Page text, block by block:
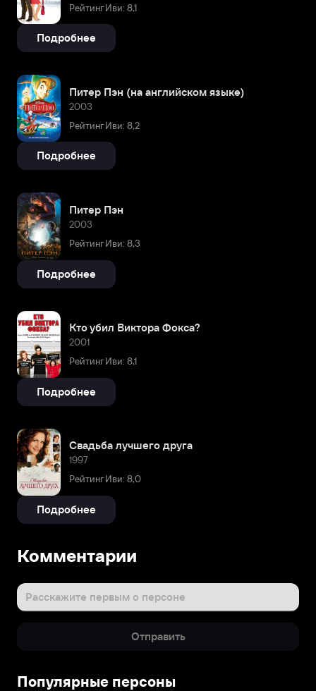
Рейтинг Иви: 8,1
Подробнее
Питер Пэн (на английском языке)
2003
Рейтинг Иви: 8,2
Подробнее
Питер Пэн
2003
Рейтинг Иви: 8,3
Подробнее
Кто убил Виктора Фокса?
2001
Рейтинг Иви: 8,1
Подробнее
Свадьба лучшего друга
1997
Рейтинг Иви: 8,0
Подробнее
Комментарии
Расскажите первым о персоне
Отправить
Популярные персоны